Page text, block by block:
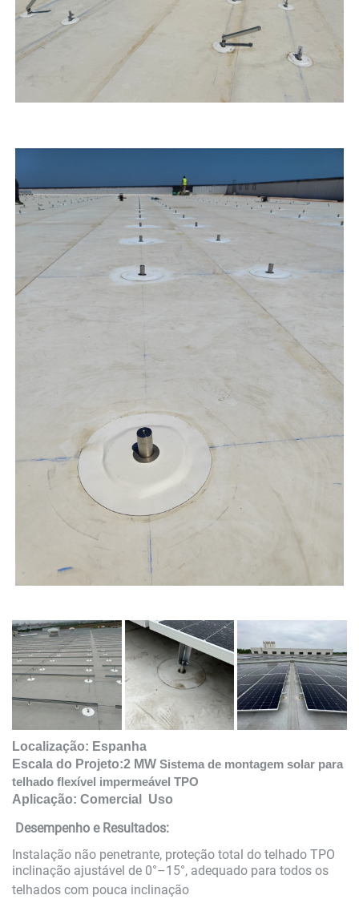
Localização: Espanha
Escala do Projeto:2 MW Sistema de montagem solar para
telhado flexível impermeável TPO
Aplicação: Comercial Uso
Desempenho e Resultados:
Instalação não penetrante, proteção total do telhado TPO
inclinação ajustável de 0°–15°, adequado para todos os
telhados com pouca inclinação